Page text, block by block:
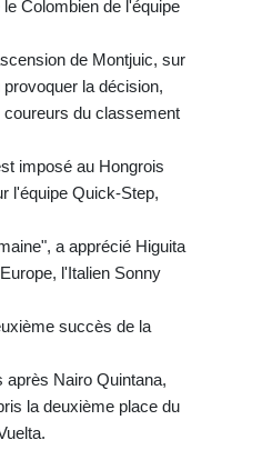
Colombien de l'équipe
de Montjuic, sur
la décision,
coureurs du classement
imposé au Hongrois
l'équipe Quick-Step,
a apprécié Higuita
l'Italien Sonny
succès de la
après Nairo Quintana,
la deuxième place du